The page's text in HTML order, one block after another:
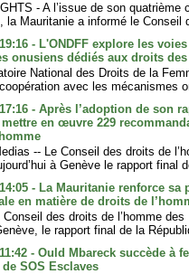
- A l’issue de son quatrième
la Mauritanie a informé le Conseil
- L'ONDFF explore les
onusiens dédiés aux droits
National des Droits de la
avec les mécanismes
- Après l’adoption de son
mettre en œuvre 229
-- Le Conseil des droits de
à Genève le rapport final
- La Mauritanie renforce
en matière de droits de
des droits de l’homme
le rapport final de la
- Ould Mbareck succède à
SOS Esclaves